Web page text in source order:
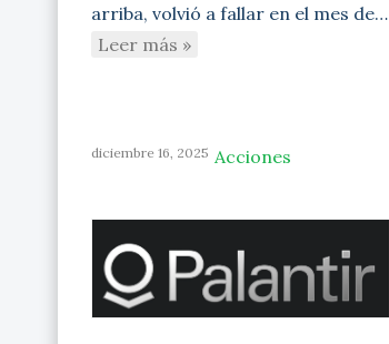
arriba, volvió a fallar en el mes de…
Leer más »
diciembre 16, 2025 Acciones